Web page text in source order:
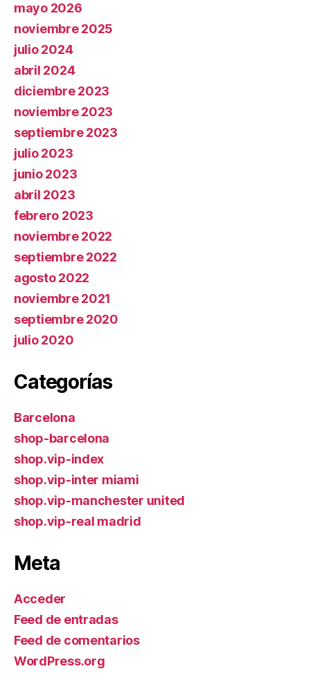
mayo 2026
noviembre 2025
julio 2024
abril 2024
diciembre 2023
noviembre 2023
septiembre 2023
julio 2023
junio 2023
abril 2023
febrero 2023
noviembre 2022
septiembre 2022
agosto 2022
noviembre 2021
septiembre 2020
julio 2020
Categorías
Barcelona
shop-barcelona
shop.vip-index
shop.vip-inter miami
shop.vip-manchester united
shop.vip-real madrid
Meta
Acceder
Feed de entradas
Feed de comentarios
WordPress.org